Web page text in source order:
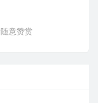
意赞赏